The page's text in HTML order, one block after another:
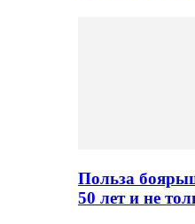
Польза
50 лет и не